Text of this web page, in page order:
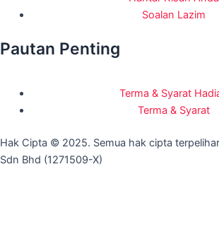
Soalan Lazim
Pautan Penting
Terma & Syarat
Terma & Syarat
Hak Cipta © 2025. Semua hak cipta
Sdn Bhd (1271509-X)